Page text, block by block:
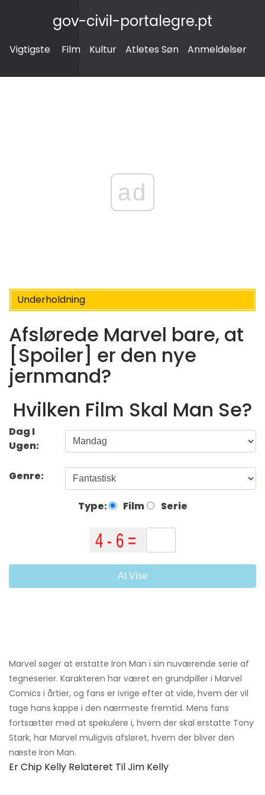
gov-civil-portalegre.pt
Vigtigste Film Kultur Atletes Søn Anmeldelser
ad
Underholdning
Afslørede Marvel bare, at
[Spoiler] er den nye
jernmand?
Hvilken Film Skal Man Se?
Dag I
Ugen:
Genre:
Type: Film Serie
At Vise
Marvel søger at erstatte Iron Man i sin nuværende serie af
tegneserier. Karakteren har været en grundpiller i Marvel
Comics i årtier, og fans er ivrige efter at vide, hvem der vil
tage hans kappe i den nærmeste fremtid. Mens fans
fortsætter med at spekulere i, hvem der skal erstatte Tony
Stark, har Marvel muligvis afsløret, hvem der bliver den
næste Iron Man.
Er Chip Kelly Relateret Til Jim Kelly